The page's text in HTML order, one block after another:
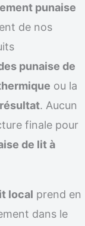
punaise
de nos
punaise de
ou la
. Aucun
finale pour
de lit à
local prend en
dans le